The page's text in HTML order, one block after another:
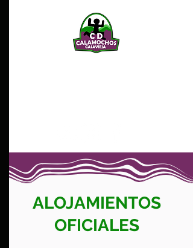
ALOJAMIENTOS
OFICIALES